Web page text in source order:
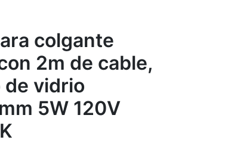
colgante
2m de cable,
de vidrio
5W 120V